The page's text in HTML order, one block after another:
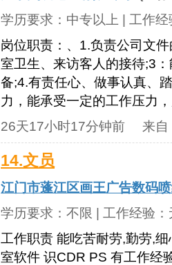
学历要求： 中专以上 | 工作
岗位职责：、1.负责公司文
室卫生、来访客人的接待;3
备;4.有责任心、做事认真、
力，能承受一定的工作压力
26天17小时17分钟前 来自
14.文员
江门市蓬江区画王广告数码
学历要求： 不限 | 工作经验：
工作职责 能吃苦耐劳,勤劳,
室软件 识CDR PS 有工作经